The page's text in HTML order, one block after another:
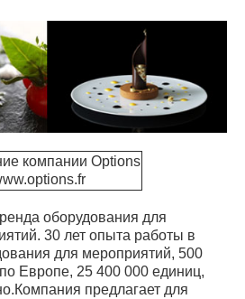
компании Options
оборудования для
30 лет опыта работы в
для мероприятий, 500
Европе, 25 400 000 единиц,
предлагает для